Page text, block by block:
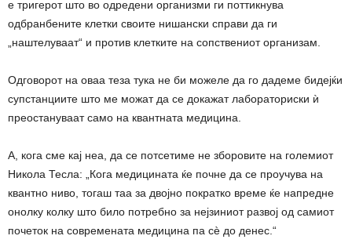
е тригерот што во одредени организми ги поттикнува
одбранбените клетки своите нишански справи да ги
„наштелуваат“ и против клетките на сопствениот организам.
Одговорот на оваа теза тука не би можеле да го дадеме бидејќи
супстанциите што ме можат да се докажат лабораториски ѝ
преостануваат само на квантната медицина.
А, кога сме кај неа, да се потсетиме не зборовите на големиот
Никола Тесла: „Кога медицината ќе почне да се проучува на
квантно ниво, тогаш таа за двојно пократко време ќе напредне
онолку колку што било потребно за нејзиниот развој од самиот
почеток на современата медицина па сѐ до денес.“